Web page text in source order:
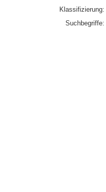
Klassifizierung:
Suchbegriffe: